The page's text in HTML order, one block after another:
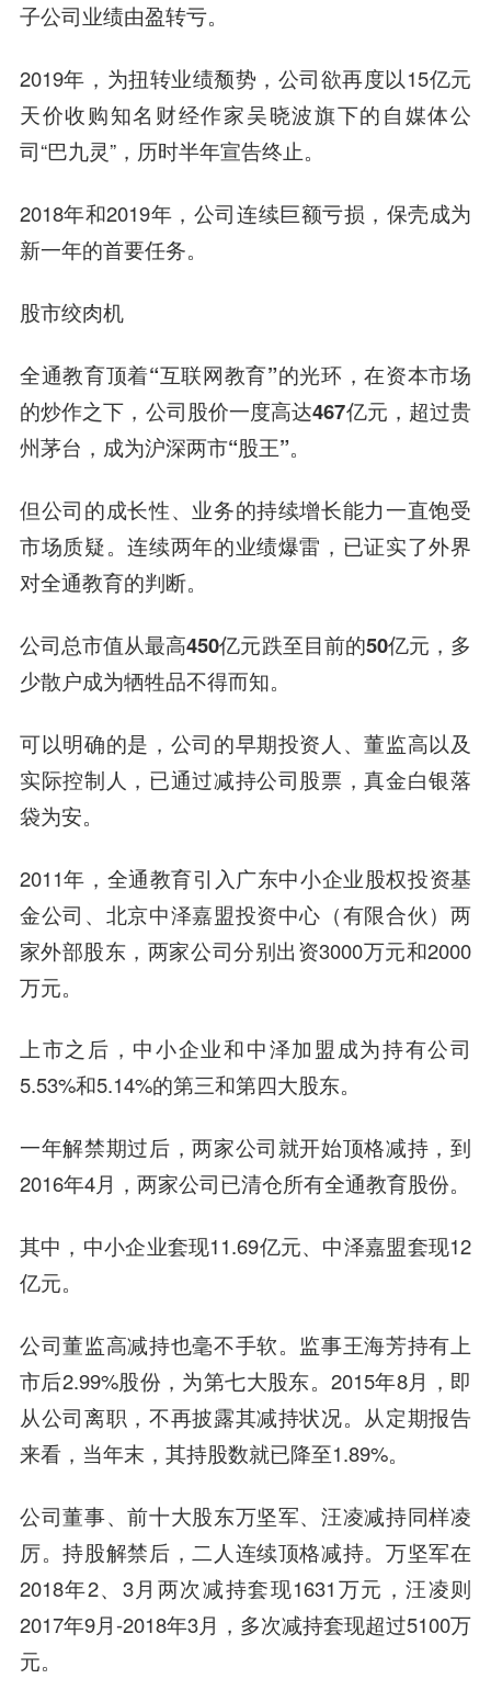
子公司业绩由盈转亏。
2019年，为扭转业绩颓势，公司欲再度以15亿元
天价收购知名财经作家吴晓波旗下的自媒体公
司“巴九灵”，历时半年宣告终止。
2018年和2019年，公司连续巨额亏损，保壳成为
新一年的首要任务。
股市绞肉机
全通教育顶着“互联网教育”的光环，在资本市场
的炒作之下，公司股价一度高达467亿元，超过贵
州茅台 ，成为沪深两市“股王”。
但公司的成长性、业务的持续增长能力一直饱受
市场质疑。连续两年的业绩爆雷，已证实了外界
对全通教育的判断。
公司总市值从最高450亿元跌至目前的50亿元，多
少散户成为牺牲品不得而知。
可以明确的是，公司的早期投资人、董监高以及
实际控制人，已通过减持公司股票，真金白银落
袋为安。
2011年，全通教育引入广东中小企业股权投资基
金公司、北京中泽嘉盟投资中心（有限合伙）两
家外部股东，两家公司分别出资3000万元和2000
万元。
上市之后，中小企业和中泽加盟成为持有公司
5.53%和5.14%的第三和第四大股东。
一年解禁期过后，两家公司就开始顶格减持，到
2016年4月，两家公司已清仓所有全通教育股份。
其中，中小企业套现11.69亿元、中泽嘉盟套现12
亿元。
公司董监高减持也毫不手软。监事王海芳持有上
市后2.99%股份，为第七大股东。2015年8月，即
从公司离职，不再披露其减持状况。从定期报告
来看，当年末，其持股数就已降至1.89%。
公司董事、前十大股东万坚军、汪凌减持同样凌
厉。持股解禁后，二人连续顶格减持。万坚军在
2018年2、3月两次减持套现1631万元，汪凌则
2017年9月-2018年3月，多次减持套现超过5100万
元。